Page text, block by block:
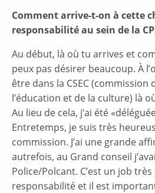
Comment arrive-t-on à cette
responsabilité au sein de la
Au début, là où tu arrives et
peux pas désirer beaucoup. À
être dans la CSEC (commission
l’éducation et de la culture) là
Au lieu de cela, j’ai été
Entretemps, je suis très
commission. J’ai une grande
autrefois, au Grand conseil
Police/Polcant. C’est un job
responsabilité et il est